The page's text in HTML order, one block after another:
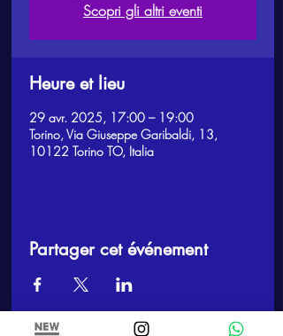
Scopri gli altri eventi
Heure et lieu
29 avr. 2025, 17:00 – 19:00
Torino, Via Giuseppe Garibaldi, 13,
10122 Torino TO, Italia
Partager cet événement